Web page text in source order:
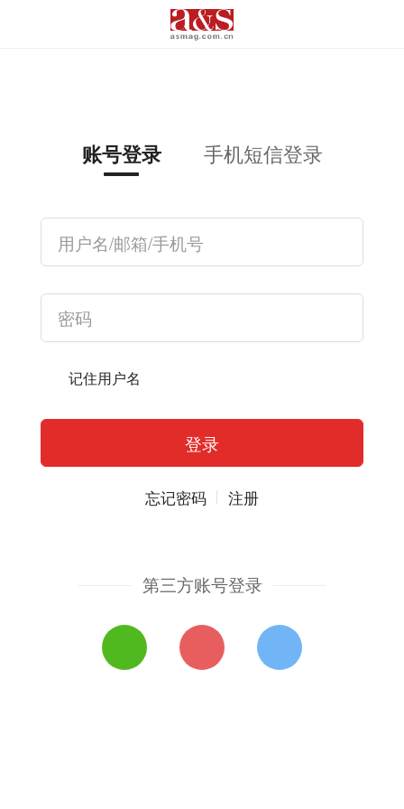
账号登录 手机短信登录
记住用户名
忘记密码 注册
第三方账号登录